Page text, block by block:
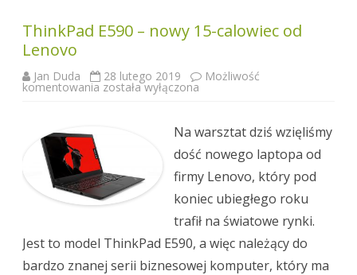
ThinkPad E590 – nowy 15-calowiec od
Lenovo
Jan Duda 28 lutego 2019 Możliwość
komentowania ThinkPad
została wyłączona
Na warsztat dziś wzięliśmy
dość nowego laptopa od
firmy Lenovo, który pod
koniec ubiegłego roku
trafił na światowe rynki.
Jest to model ThinkPad E590, a więc należący do
bardzo znanej serii biznesowej komputer, który ma